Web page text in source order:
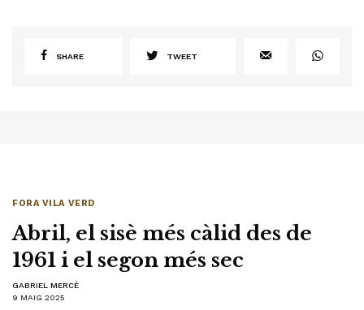
SHARE TWEET
FORA VILA VERD
Abril, el sisè més càlid des de
1961 i el segon més sec
GABRIEL MERCÈ
9 MAIG 2025